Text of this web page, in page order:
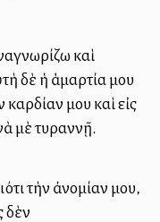
καὶ
δὲ ἡ ἁμαρτία μου
καρδίαν μου καὶ εἰς
μὲ τυραννῇ.
τὴν ἀνομίαν μου,
δὲν